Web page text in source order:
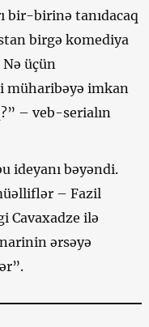
bir-birinə tanıdacaq
birgə komediya
Nə üçün
imkan
– veb-serialın
ideyanı bəyəndi.
– Fazil
Cavaxadze ilə
ərsəyə